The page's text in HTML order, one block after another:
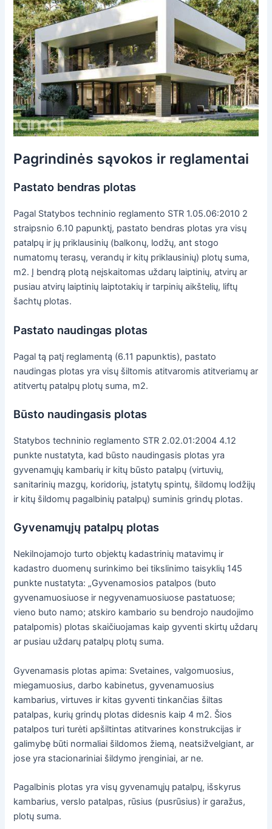
Pagrindinės sąvokos ir reglamentai
Pastato bendras plotas
Pagal Statybos techninio reglamento STR 1.05.06:2010 2
straipsnio 6.10 papunktį, pastato bendras plotas yra visų
patalpų ir jų priklausinių (balkonų, lodžų, ant stogo
numatomų terasų, verandų ir kitų priklausinių) plotų suma,
m2. Į bendrą plotą neįskaitomas uždarų laiptinių, atvirų ar
pusiau atvirų laiptinių laiptotakių ir tarpinių aikštelių, liftų
šachtų plotas.
Pastato naudingas plotas
Pagal tą patį reglamentą (6.11 papunktis), pastato
naudingas plotas yra visų šiltomis atitvaromis atitveriamų ar
atitvertų patalpų plotų suma, m2.
Būsto naudingasis plotas
Statybos techninio reglamento STR 2.02.01:2004 4.12
punkte nustatyta, kad būsto naudingasis plotas yra
gyvenamųjų kambarių ir kitų būsto patalpų (virtuvių,
sanitarinių mazgų, koridorių, įstatytų spintų, šildomų lodžijų
ir kitų šildomų pagalbinių patalpų) suminis grindų plotas.
Gyvenamųjų patalpų plotas
Nekilnojamojo turto objektų kadastrinių matavimų ir
kadastro duomenų surinkimo bei tikslinimo taisyklių 145
punkte nustatyta: „Gyvenamosios patalpos (buto
gyvenamuosiuose ir negyvenamuosiuose pastatuose;
vieno buto namo; atskiro kambario su bendrojo naudojimo
patalpomis) plotas skaičiuojamas kaip gyventi skirtų uždarų
ar pusiau uždarų patalpų plotų suma.
Gyvenamasis plotas apima: Svetaines, valgomuosius,
miegamuosius, darbo kabinetus, gyvenamuosius
kambarius, virtuves ir kitas gyventi tinkančias šiltas
patalpas, kurių grindų plotas didesnis kaip 4 m2. Šios
patalpos turi turėti apšiltintas atitvarines konstrukcijas ir
galimybę būti normaliai šildomos žiemą, neatsižvelgiant, ar
jose yra stacionariniai šildymo įrenginiai, ar ne.
Pagalbinis plotas yra visų gyvenamųjų patalpų, išskyrus
kambarius, verslo patalpas, rūsius (pusrūsius) ir garažus,
plotų suma.